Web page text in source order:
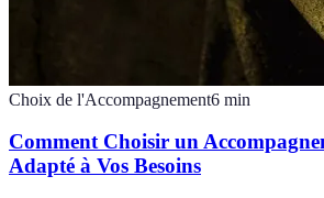
Choix de l'Accompagnement6 min
Comment Choisir un
Adapté à Vos Besoins